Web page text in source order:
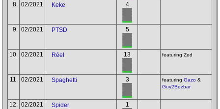
8. 02/2021 Keke 4
9. 02/2021 PTSD 5
10. 02/2021 Réel 13 featuring Zed
11. 02/2021 Spaghetti 3 featuring Gazo &
Guy2Bezbar
12. 02/2021 Spider 1